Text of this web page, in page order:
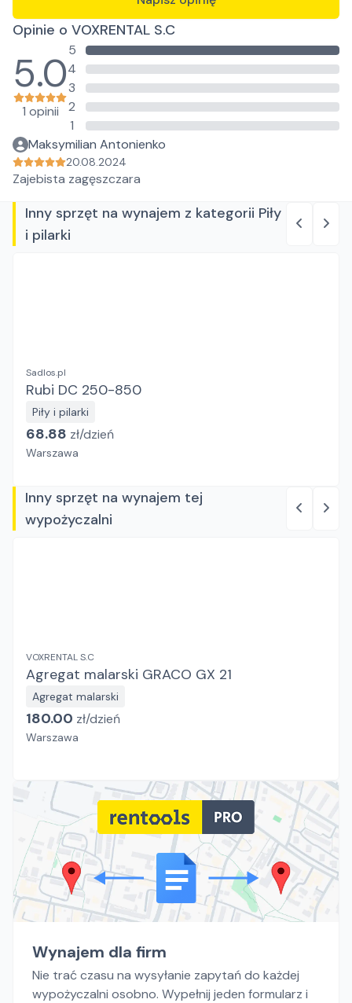
Opinie o VOXRENTAL S.C
5.0
1 opinii
5
4
3
2
1
Maksymilian Antonienko
20.08.2024
Zajebista zagęszczara
Inny sprzęt na wynajem z kategorii Piły
i pilarki
Sadlos.pl
Rubi DC 250-850
Piły i pilarki
68.88 zł/dzień
Warszawa
Inny sprzęt na wynajem tej
wypożyczalni
VOXRENTAL S.C
Agregat malarski GRACO GX 21
Agregat malarski
180.00 zł/dzień
Warszawa
Wynajem dla firm
Nie trać czasu na wysyłanie zapytań do każdej
wypożyczalni osobno. Wypełnij jeden formularz i